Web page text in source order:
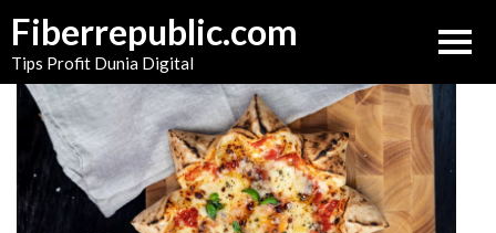
content
Fiberrepublic.com
Tips Profit Dunia Digital